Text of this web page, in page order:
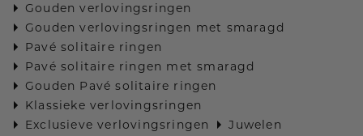
Gouden verlovingsringen
Gouden verlovingsringen met smaragd
Pavé solitaire ringen
Pavé solitaire ringen met smaragd
Gouden Pavé solitaire ringen
Klassieke verlovingsringen
Exclusieve verlovingsringen
Juwelen